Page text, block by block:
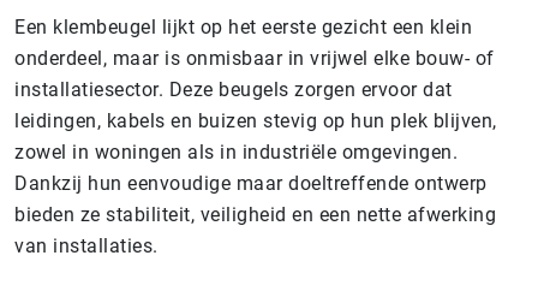
Een klembeugel lijkt op het eerste gezicht een klein
onderdeel, maar is onmisbaar in vrijwel elke bouw- of
installatiesector. Deze beugels zorgen ervoor dat
leidingen, kabels en buizen stevig op hun plek blijven,
zowel in woningen als in industriële omgevingen.
Dankzij hun eenvoudige maar doeltreffende ontwerp
bieden ze stabiliteit, veiligheid en een nette afwerking
van installaties.